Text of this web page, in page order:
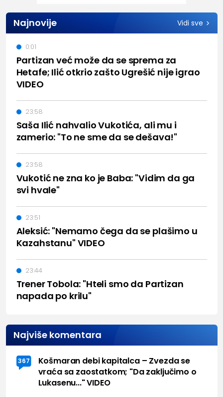
Najnovije Vidi sve
Partizan već može da se sprema za
Hetafe; Ilić otkrio zašto Ugrešić nije igrao
VIDEO
0:01
Saša Ilić nahvalio Vukotića, ali mu i
zamerio: "To ne sme da se dešava!"
23:58
Vukotić ne zna ko je Baba: "Vidim da ga
svi hvale"
23:58
Aleksić: "Nemamo čega da se plašimo u
Kazahstanu" VIDEO
23:51
Trener Tobola: "Hteli smo da Partizan
napada po krilu"
23:44
Najviše komentara
367
Košmaran debi kapitalca – Zvezda se
vraća sa zaostatkom; "Da zaključimo o
Lukasenu..." VIDEO